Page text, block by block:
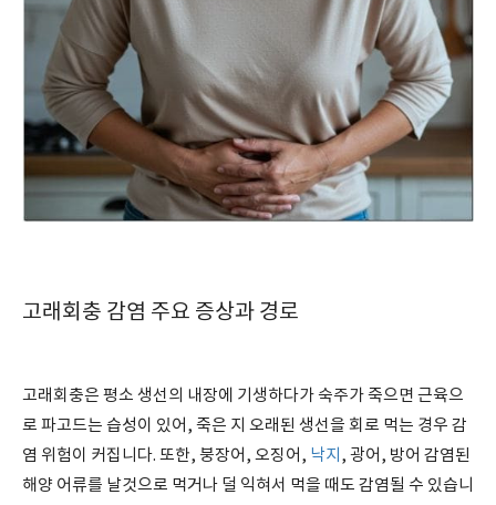
고래회충 감염 주요 증상과 경로
고래회충은 평소 생선의 내장에 기생하다가 숙주가 죽으면 근육으
로 파고드는 습성이 있어, 죽은 지 오래된 생선을 회로 먹는 경우 감
염 위험이 커집니다. 또한, 붕장어, 오징어, 낙지 , 광어, 방어 감염된
해양 어류를 날것으로 먹거나 덜 익혀서 먹을 때도 감염될 수 있습니